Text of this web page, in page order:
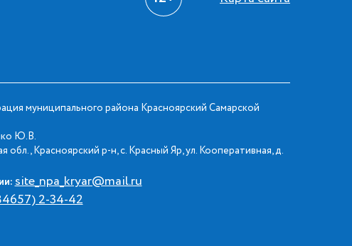
муниципального района Красноярский Самарской
Ю.В.
обл., Красноярский р-н, с. Красный Яр, ул. Кооперативная, д.
site_npa_kryar@mail.ru
2-34-42